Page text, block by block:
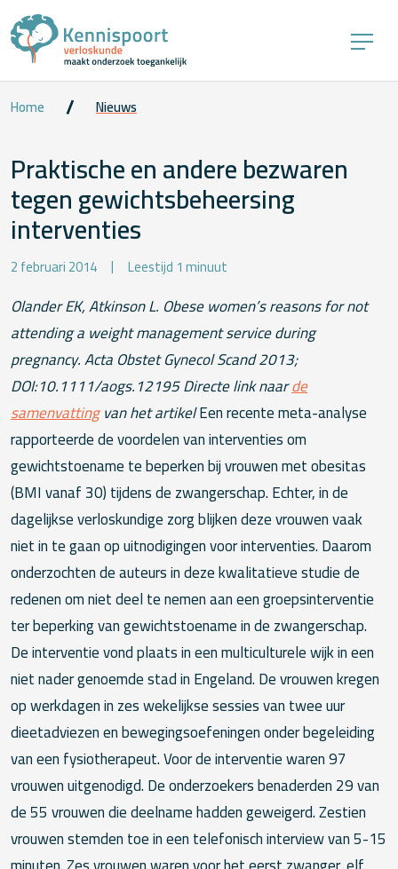
Home Nieuws
Praktische en andere bezwaren
tegen gewichtsbeheersing
interventies
2 februari 2014 Leestijd 1 minuut
Olander EK, Atkinson L. Obese women’s reasons for not
attending a weight management service during
pregnancy. Acta Obstet Gynecol Scand 2013;
DOI:10.1111/aogs.12195Directe link naarde
samenvattingvan het artikelEen recente meta-analyse
rapporteerde de voordelen van interventies om
gewichtstoename te beperken bij vrouwen met obesitas
(BMI vanaf 30) tijdens de zwangerschap. Echter, in de
dagelijkse verloskundige zorg blijken deze vrouwen vaak
niet in te gaan op uitnodigingen voor interventies. Daarom
onderzochten de auteurs in deze kwalitatieve studie de
redenen om niet deel te nemen aan een groepsinterventie
ter beperking van gewichtstoename in de zwangerschap.
De interventie vond plaats in een multiculturele wijk in een
niet nader genoemde stad in Engeland. De vrouwen kregen
op werkdagen in zes wekelijkse sessies van twee uur
dieetadviezen en bewegingsoefeningen onder begeleiding
van een fysiotherapeut. Voor de interventie waren 97
vrouwen uitgenodigd. De onderzoekers benaderden 29 van
de 55 vrouwen die deelname hadden geweigerd. Zestien
vrouwen stemden toe in een telefonisch interview van 5-15